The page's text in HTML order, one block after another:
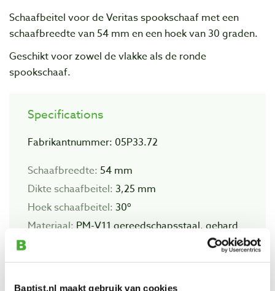
Baptist.nl maakt gebruik van cookies
Schaafbeitel voor de Veritas spookschaaf met een
schaafbreedte van 54 mm en een hoek van 30 graden.
Geschikt voor zowel de vlakke als de ronde
spookschaaf.
Specifications
Fabrikantnummer: 05P33.72
Schaafbreedte: 54 mm
Dikte schaafbeitel: 3,25 mm
Hoek schaafbeitel: 30º
Materiaal: PM-V11 gereedschapsstaal, gehard